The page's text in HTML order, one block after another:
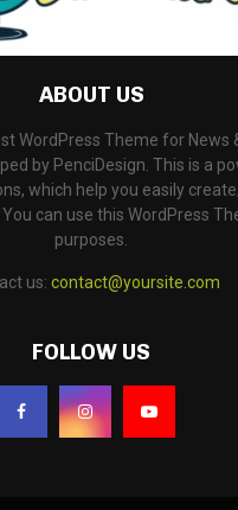
ABOUT US
WordPress Theme for News
by PenciDesign. This is a
which help you easily
can use this WordPress
purposes.
us: contact@yoursite.com
FOLLOW US